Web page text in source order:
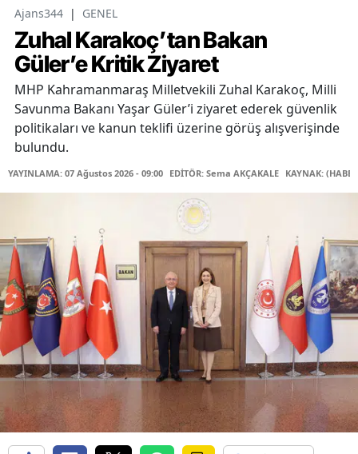
Ajans344 | GENEL
Zuhal Karakoç’tan Bakan
Güler’e Kritik Ziyaret
MHP Kahramanmaraş Milletvekili Zuhal Karakoç, Milli
Savunma Bakanı Yaşar Güler’i ziyaret ederek güvenlik
politikaları ve kanun teklifi üzerine görüş alışverişinde
bulundu.
YAYINLAMA: 07 Ağustos 2026 - 09:00 EDİTÖR: Sema AKÇAKALE KAYNAK: